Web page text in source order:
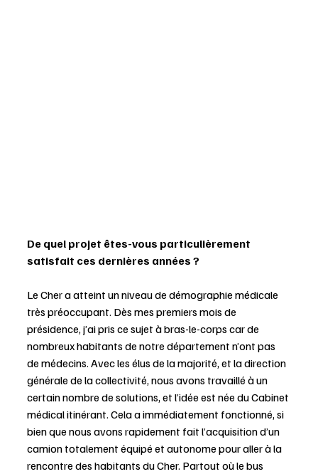
De quel projet êtes-vous particulièrement
satisfait ces dernières années ?
Le Cher a atteint un niveau de démographie médicale
très préoccupant. Dès mes premiers mois de
présidence, j’ai pris ce sujet à bras-le-corps car de
nombreux habitants de notre département n’ont pas
de médecins. Avec les élus de la majorité, et la direction
générale de la collectivité, nous avons travaillé à un
certain nombre de solutions, et l’idée est née du Cabinet
médical itinérant. Cela a immédiatement fonctionné, si
bien que nous avons rapidement fait l’acquisition d’un
camion totalement équipé et autonome pour aller à la
rencontre des habitants du Cher. Partout où le bus